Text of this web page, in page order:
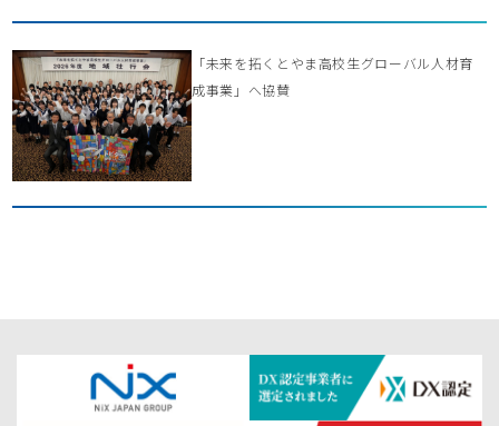
「未来を拓くとやま高校生グローバル人材育
成事業」へ協賛